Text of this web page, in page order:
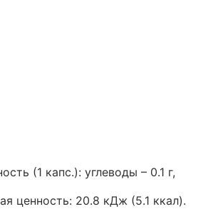
(1 капс.): углеводы – 0.1 г,
ценность: 20.8 кДж (5.1 ккал).